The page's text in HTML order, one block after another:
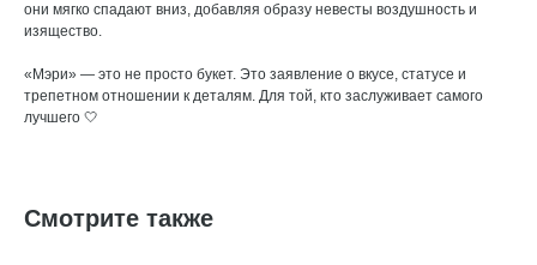
они мягко спадают вниз, добавляя образу невесты воздушность и
изящество.
«Мэри» — это не просто букет. Это заявление о вкусе, статусе и
трепетном отношении к деталям. Для той, кто заслуживает самого
лучшего 🤍
Смотрите также